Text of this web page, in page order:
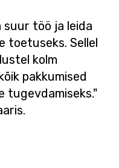
suur töö ja leida
toetuseks. Sellel
kolm
pakkumised
tugevdamiseks."